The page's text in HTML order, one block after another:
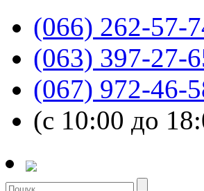
(066) 262-57-
(063) 397-27-
(067) 972-46-
(с 10:00 до